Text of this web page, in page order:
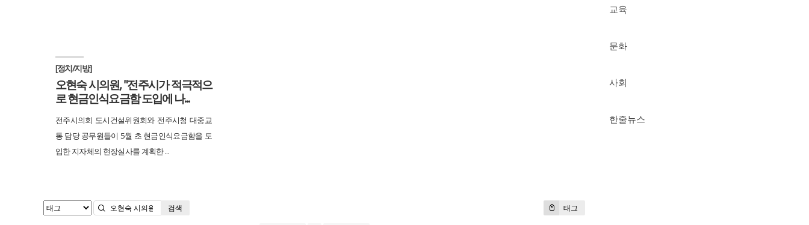
교육
문화
사회
한줄뉴스
[정치/지방]
오현숙 시의원, "전주시가 적극적으
로 현금인식요금함 도입에 나...
전주시의회 도시건설위원회와 전주시청 대중교
통 담당 공무원들이 5월 초 현금인식요금함을 도
입한 지자체의 현장실사를 계획한 ...
태그
검색